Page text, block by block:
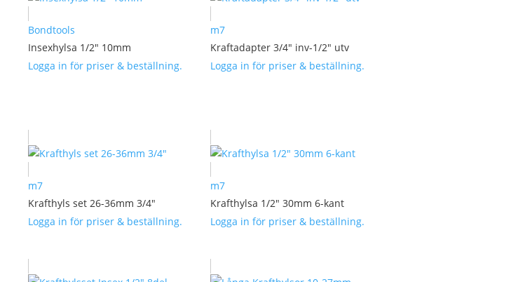
Bondtools
Insexhylsa 1/2″ 10mm
Logga in för priser & beställning.
m7
Kraftadapter 3/4″ inv-1/2″ utv
Logga in för priser & beställning.
m7
Krafthyls set 26-36mm 3/4″
Logga in för priser & beställning.
m7
Krafthylsa 1/2″ 30mm 6-kant
Logga in för priser & beställning.